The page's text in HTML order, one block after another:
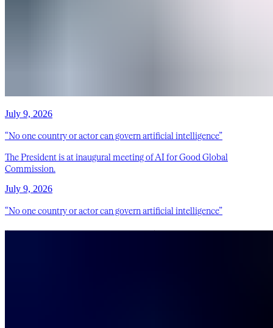
July 9, 2026
“No one country or actor can govern artificial intelligence”
The President is at inaugural meeting of AI for Good Global
Commission.
July 9, 2026
“No one country or actor can govern artificial intelligence”